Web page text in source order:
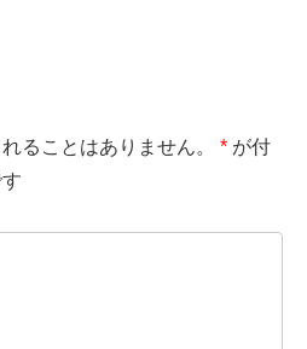
ることはありません。 * が付